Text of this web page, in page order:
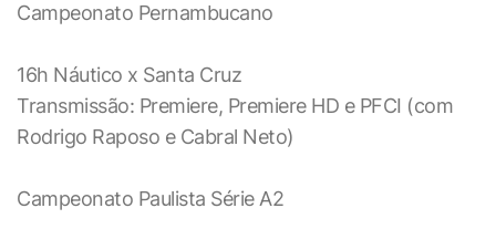
Campeonato Pernambucano
16h Náutico x Santa Cruz
Transmissão: Premiere, Premiere HD e PFCI (com
Rodrigo Raposo e Cabral Neto)
Campeonato Paulista Série A2